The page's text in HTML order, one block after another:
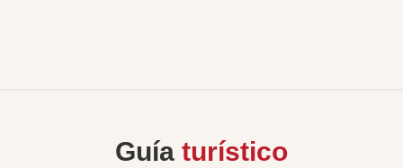
Guía turístico